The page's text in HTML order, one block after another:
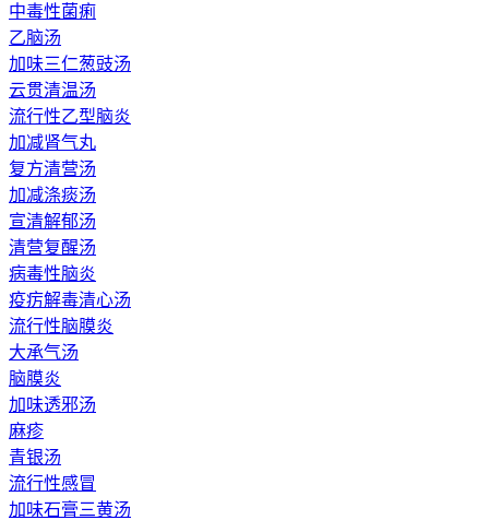
中毒性菌痢
乙脑汤
加味三仁葱豉汤
云贯清温汤
流行性乙型脑炎
加减肾气丸
复方清营汤
加减涤痰汤
宣清解郁汤
清营复醒汤
病毒性脑炎
疫疠解毒清心汤
流行性脑膜炎
大承气汤
脑膜炎
加味透邪汤
麻疹
青银汤
流行性感冒
加味石膏三黄汤